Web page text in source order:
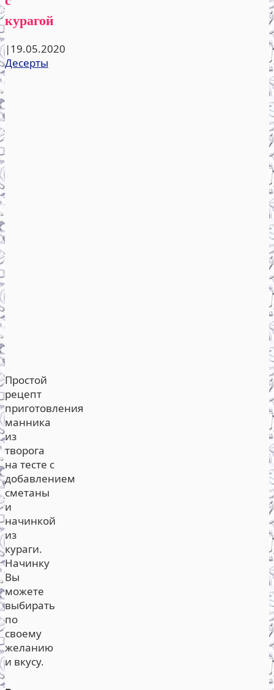
курагой
|19.05.2020
Десерты
Простой
рецепт
приготовления
манника
из
творога
на тесте с
добавлением
сметаны
и
начинкой
из
кураги.
Начинку
Вы
можете
выбирать
по
своему
желанию
и вкусу.